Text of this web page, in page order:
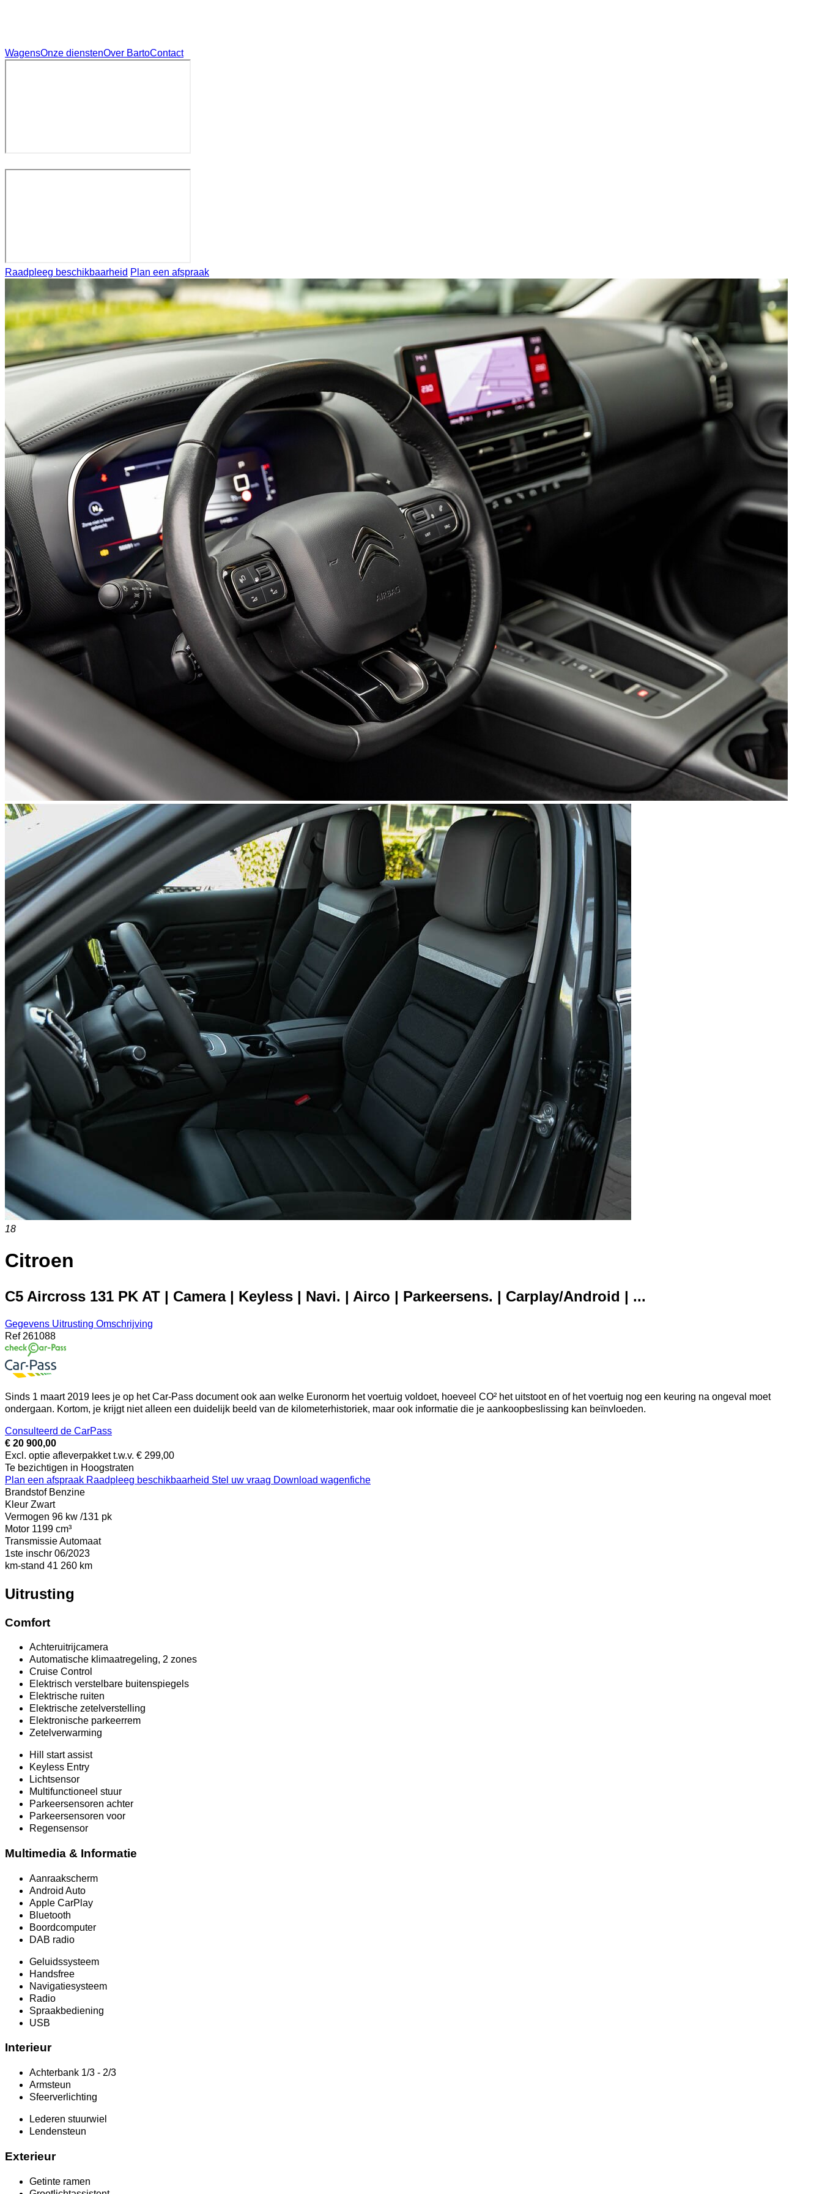
WagensOnze dienstenOver BartoContact
Raadpleeg beschikbaarheid Plan een afspraak
18
Citroen
C5 Aircross 131 PK AT | Camera | Keyless | Navi. | Airco | Parkeersens. | Carplay/Android | ...
Gegevens Uitrusting Omschrijving
Ref 261088
Sinds 1 maart 2019 lees je op het Car-Pass document ook aan welke Euronorm het voertuig voldoet, hoeveel CO² het uitstoot en of het voertuig nog een keuring na ongeval moet
ondergaan. Kortom, je krijgt niet alleen een duidelijk beeld van de kilometerhistoriek, maar ook informatie die je aankoopbeslissing kan beïnvloeden.
Consulteerd de CarPass
€ 20 900,00
Excl. optie afleverpakket t.w.v. € 299,00
Te bezichtigen in Hoogstraten
Plan een afspraak Raadpleeg beschikbaarheid Stel uw vraag Download wagenfiche
Brandstof Benzine
Kleur Zwart
Vermogen 96 kw /131 pk
Motor 1199 cm³
TransmissieAutomaat
1ste inschr 06/2023
km-stand 41 260 km
Uitrusting
Comfort
Achteruitrijcamera
Automatische klimaatregeling, 2 zones
Cruise Control
Elektrisch verstelbare buitenspiegels
Elektrische ruiten
Elektrische zetelverstelling
Elektronische parkeerrem
Zetelverwarming
Hill start assist
Keyless Entry
Lichtsensor
Multifunctioneel stuur
Parkeersensoren achter
Parkeersensoren voor
Regensensor
Multimedia & Informatie
Aanraakscherm
Android Auto
Apple CarPlay
Bluetooth
Boordcomputer
DAB radio
Geluidssysteem
Handsfree
Navigatiesysteem
Radio
Spraakbediening
USB
Interieur
Achterbank 1/3 - 2/3
Armsteun
Sfeerverlichting
Lederen stuurwiel
Lendensteun
Exterieur
Getinte ramen